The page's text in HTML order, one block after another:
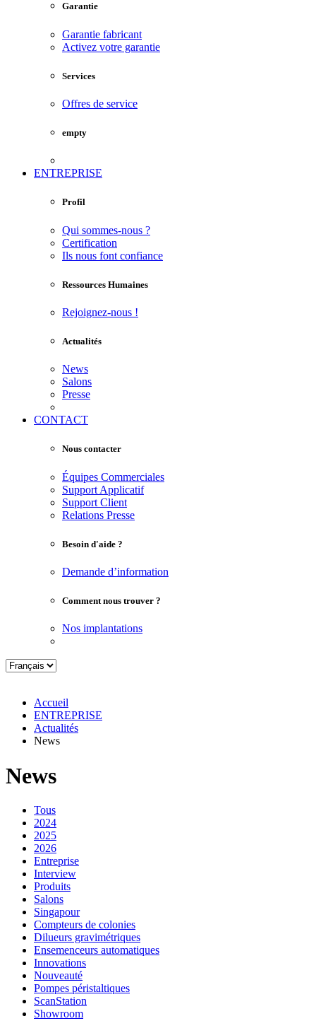
Garantie
Garantie fabricant
Activez votre garantie
Services
Offres de service
empty
ENTREPRISE
Profil
Qui sommes-nous ?
Certification
Ils nous font confiance
Ressources Humaines
Rejoignez-nous !
Actualités
News
Salons
Presse
CONTACT
Nous contacter
Équipes Commerciales
Support Applicatif
Support Client
Relations Presse
Besoin d'aide ?
Demande d’information
Comment nous trouver ?
Nos implantations
Accueil
ENTREPRISE
Actualités
News
News
Tous
2024
2025
2026
Entreprise
Interview
Produits
Salons
Singapour
Compteurs de colonies
Dilueurs gravimétriques
Ensemenceurs automatiques
Innovations
Nouveauté
Pompes péristaltiques
ScanStation
Showroom